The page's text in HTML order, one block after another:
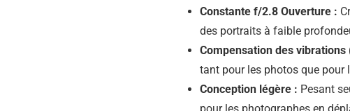
Constante f/2.8 Ouverture :
des portraits à faible
Compensation des vibrations
tant pour les photos que pour
Conception légère : Pesant